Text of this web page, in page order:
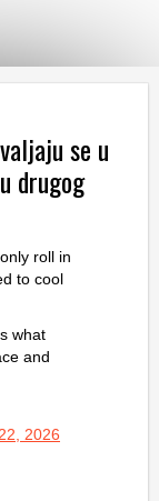
se u
drugog
roll in
to cool
what
and
2026